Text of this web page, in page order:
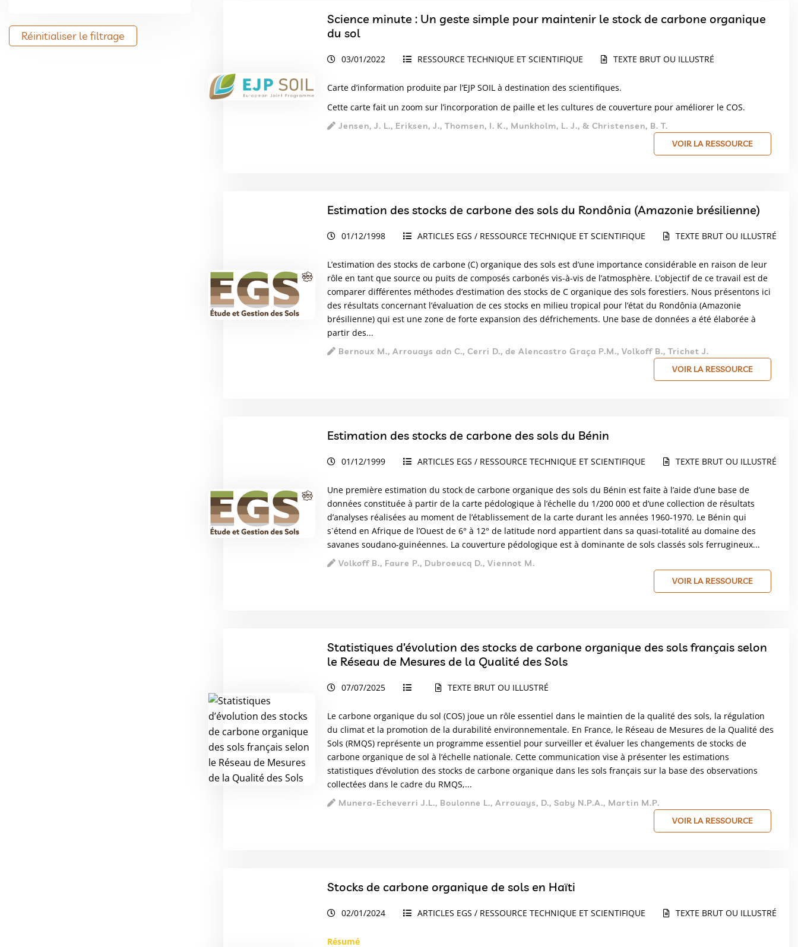
Réinitialiser le filtrage
Science minute : Un geste simple pour maintenir le stock de carbone organique
du sol
03/01/2022 RESSOURCE TECHNIQUE ET SCIENTIFIQUE TEXTE BRUT OU ILLUSTRÉ
Carte d’information produite par l’EJP SOIL à destination des scientifiques.
Cette carte fait un zoom sur l’incorporation de paille et les cultures de couverture pour améliorer le COS.
Jensen, J. L., Eriksen, J., Thomsen, I. K., Munkholm, L. J., & Christensen, B. T.
VOIR LA RESSOURCE
Estimation des stocks de carbone des sols du Rondônia (Amazonie brésilienne)
01/12/1998 ARTICLES EGS / RESSOURCE TECHNIQUE ET SCIENTIFIQUE TEXTE BRUT OU ILLUSTRÉ
L’estimation des stocks de carbone (C) organique des sols est d’une importance considérable en raison de leur
rôle en tant que source ou puits de composés carbonés vis-à-vis de l’atmosphère. L’objectif de ce travail est de
comparer différentes méthodes d’estimation des stocks de C organique des sols forestiers. Nous présentons ici
des résultats concernant l’évaluation de ces stocks en milieu tropical pour l’état du Rondônia (Amazonie
brésilienne) qui est une zone de forte expansion des défrichements. Une base de données a été élaborée à
partir des...
Bernoux M., Arrouays adn C., Cerri D., de Alencastro Graça P.M., Volkoff B., Trichet J.
VOIR LA RESSOURCE
Estimation des stocks de carbone des sols du Bénin
01/12/1999 ARTICLES EGS / RESSOURCE TECHNIQUE ET SCIENTIFIQUE TEXTE BRUT OU ILLUSTRÉ
Une première estimation du stock de carbone organique des sols du Bénin est faite à l’aide d’une base de
données constituée à partir de la carte pédologique à l’échelle du 1/200 000 et d’une collection de résultats
d’analyses réalisées au moment de l’établissement de la carte durant les années 1960-1970. Le Bénin qui
s`étend en Afrique de l’Ouest de 6° à 12° de latitude nord appartient dans sa quasi-totalité au domaine des
savanes soudano-guinéennes. La couverture pédologique est à dominante de sols classés sols ferrugineux...
Volkoff B., Faure P., Dubroeucq D., Viennot M.
VOIR LA RESSOURCE
Statistiques d’évolution des stocks de carbone organique des sols français selon
le Réseau de Mesures de la Qualité des Sols
07/07/2025 TEXTE BRUT OU ILLUSTRÉ
Le carbone organique du sol (COS) joue un rôle essentiel dans le maintien de la qualité des sols, la régulation
du climat et la promotion de la durabilité environnementale. En France, le Réseau de Mesures de la Qualité des
Sols (RMQS) représente un programme essentiel pour surveiller et évaluer les changements de stocks de
carbone organique de sol à l’échelle nationale. Cette communication vise à présenter les estimations
statistiques d’évolution des stocks de carbone organique dans les sols français sur la base des observations
collectées dans le cadre du RMQS,...
Munera-Echeverri J.L., Boulonne L., Arrouays, D., Saby N.P.A., Martin M.P.
VOIR LA RESSOURCE
Stocks de carbone organique de sols en Haïti
02/01/2024 ARTICLES EGS / RESSOURCE TECHNIQUE ET SCIENTIFIQUE TEXTE BRUT OU ILLUSTRÉ
Résumé